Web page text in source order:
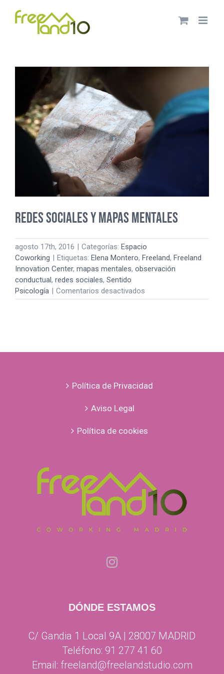
redes sociales y mapas mentales
agosto 17th, 2016 | Categorías: Espacio
Coworking | Etiquetas: Elena Montero, Freeland, Freeland
Innovation Center, mapas mentales, observación
conductual, redes sociales, Sentido
Psicología | Comentarios desactivados
redes
Política de Privacidad
Aviso Legal
Política de cookies
DÓNDE ESTAMOS
C/ Gandia 1 Local 9A | 28007 MADRID
Teléfono: 91 277 41 60
Email: freeland@freelandstudio.com